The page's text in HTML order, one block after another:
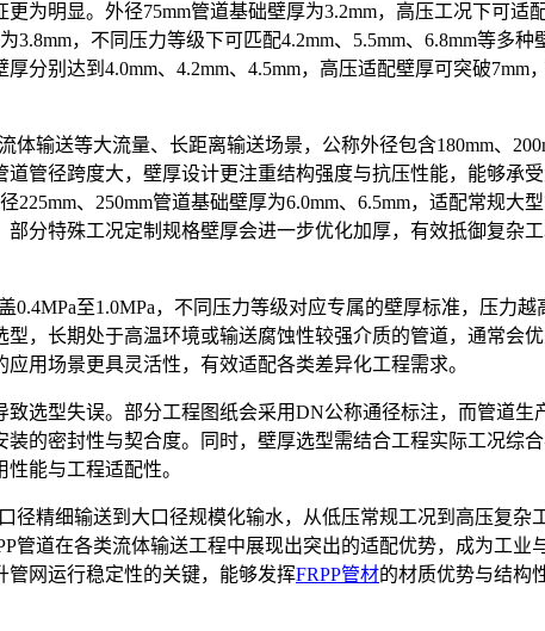
明显。外径75mm管道基础壁厚为3.2mm，高压工况下可适
，不同压力等级下可匹配4.2mm、5.5mm、6.8mm等多
分别达到4.0mm、4.2mm、4.5mm，高压适配壁厚可突破
送等大流量、长距离输送场景，公称外径包含180mm、
道管径跨度大，壁厚设计更注重结构强度与抗压性能，能够承
、250mm管道基础壁厚为6.0mm、6.5mm，适配常规大
部分特殊工况定制规格壁厚会进一步优化加厚，有效抵御复杂
至1.0MPa，不同压力等级对应专属的壁厚标准，压力
，长期处于高温环境或输送腐蚀性较强介质的管道，通常会
用场景更具灵活性，有效适配各类差异化工程需求。
选型失误。部分工程图纸会采用DN公称通径标注，而管道生
的密封性与契合度。同时，壁厚选型需结合工程实际工况综
能与工程适配性。
精细输送到大口径规模化输水，从低压常规工况到高压复杂
道在各类流体输送工程中展现出突出的适配优势，成为工业
网运行稳定性的关键，能够发挥FRPP管材的材质优势与结构